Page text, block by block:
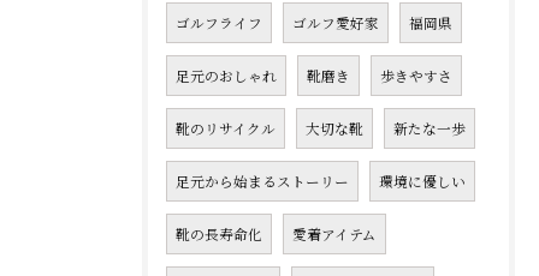
ゴルフライフ ゴルフ愛好家 福岡県
足元のおしゃれ 靴磨き 歩きやすさ
靴のリサイクル 大切な靴 新たな一歩
足元から始まるストーリー 環境に優しい
靴の長寿命化 愛着アイテム